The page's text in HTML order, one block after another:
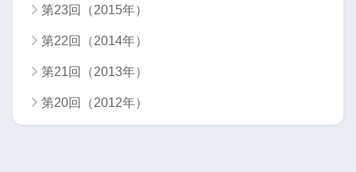
第23回（2015年）
第22回（2014年）
第21回（2013年）
第20回（2012年）